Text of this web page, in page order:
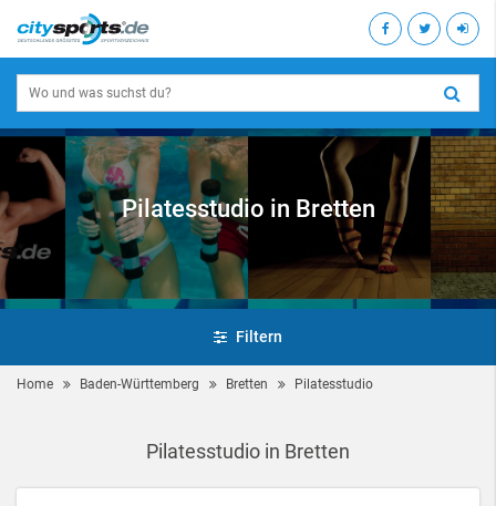
Pilatesstudio in Bretten
Filtern
Home Baden-Württemberg Bretten Pilatesstudio
Pilatesstudio in Bretten